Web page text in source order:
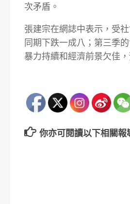
次矛盾。
張建宗在網誌中表示，受
同期下跌一成八；第三季
暴力持續和經濟前景欠佳
你亦可閱讀以下相關